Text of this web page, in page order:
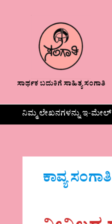
ಸಾರ್ಥಕ ಬದುಕಿಗೆ ಸಾಹಿತ್ಯ ಸಂಗಾತಿ
ನಿಮ್ಮ ಲೇಖನಗಳನ್ನು ಇ-
ಕಾವ್ಯ ಸಂಗಾತಿ